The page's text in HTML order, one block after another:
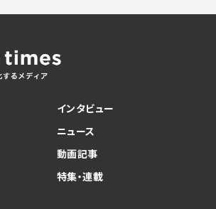
インタビュー
ニュース
動画記事
特集・連載